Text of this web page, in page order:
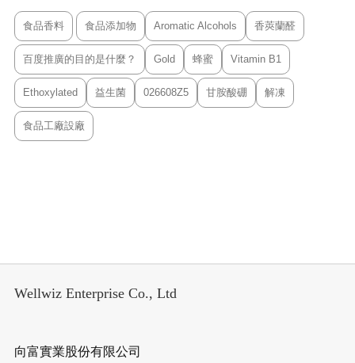
食品香料 食品添加物 Aromatic Alcohols 香莢蘭醛
百度推廣的目的是什麼？ Gold 蜂蜜 Vitamin B1
Ethoxylated 益生菌 026608Z5 甘胺酸硼 解凍
食品工廠設廠
Wellwiz Enterprise Co., Ltd
向富實業股份有限公司